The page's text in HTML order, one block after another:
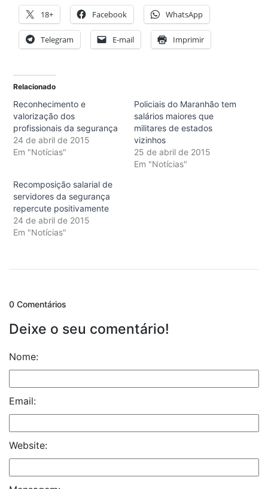
18+ Facebook WhatsApp
Telegram E-mail Imprimir
Relacionado
Reconhecimento e
valorização dos
profissionais da segurança
24 de abril de 2015
Em "Notícias"
Policiais do Maranhão tem
salários maiores que
militares de estados
vizinhos
25 de abril de 2015
Em "Notícias"
Recomposição salarial de
servidores da segurança
repercute positivamente
24 de abril de 2015
Em "Notícias"
0 Comentários
Deixe o seu comentário!
Nome:
Email:
Website: